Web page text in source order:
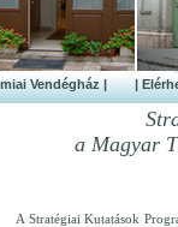
Vendégház | |
a Magyar
A Stratégiai Kutatások